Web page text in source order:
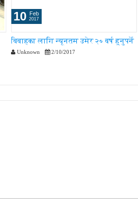
03 Sep
2017
किन आउँछ पटक-पटक पिसाब ? यस्तो छ
कारण